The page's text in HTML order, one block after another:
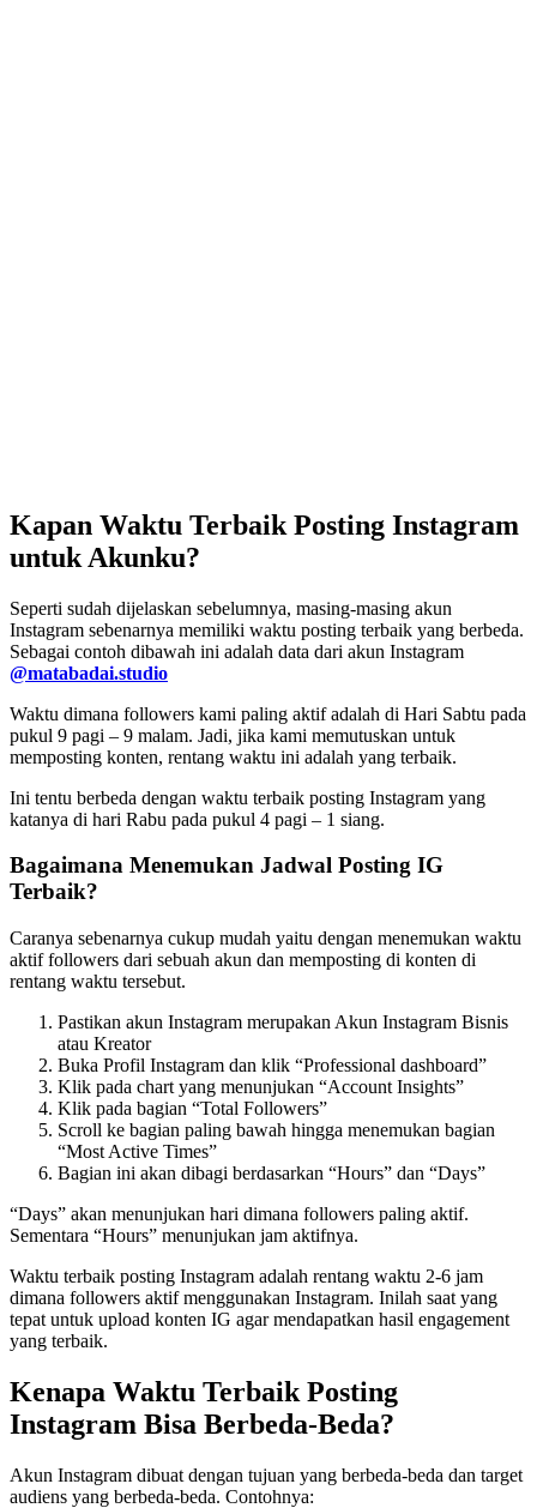
Kapan Waktu Terbaik Posting Instagram
untuk Akunku?
Seperti sudah dijelaskan sebelumnya, masing-masing akun
Instagram sebenarnya memiliki waktu posting terbaik yang berbeda.
Sebagai contoh dibawah ini adalah data dari akun Instagram
@matabadai.studio
Waktu dimana followers kami paling aktif adalah di Hari Sabtu pada
pukul 9 pagi – 9 malam. Jadi, jika kami memutuskan untuk
memposting konten, rentang waktu ini adalah yang terbaik.
Ini tentu berbeda dengan waktu terbaik posting Instagram yang
katanya di hari Rabu pada pukul 4 pagi – 1 siang.
Bagaimana Menemukan Jadwal Posting IG
Terbaik?
Caranya sebenarnya cukup mudah yaitu dengan menemukan waktu
aktif followers dari sebuah akun dan memposting di konten di
rentang waktu tersebut.
Pastikan akun Instagram merupakan Akun Instagram Bisnis
atau Kreator
Buka Profil Instagram dan klik “Professional dashboard”
Klik pada chart yang menunjukan “Account Insights”
Klik pada bagian “Total Followers”
Scroll ke bagian paling bawah hingga menemukan bagian
“Most Active Times”
Bagian ini akan dibagi berdasarkan “Hours” dan “Days”
“Days” akan menunjukan hari dimana followers paling aktif.
Sementara “Hours” menunjukan jam aktifnya.
Waktu terbaik posting Instagram adalah rentang waktu 2-6 jam
dimana followers aktif menggunakan Instagram. Inilah saat yang
tepat untuk upload konten IG agar mendapatkan hasil engagement
yang terbaik.
Kenapa Waktu Terbaik Posting
Instagram Bisa Berbeda-Beda?
Akun Instagram dibuat dengan tujuan yang berbeda-beda dan target
audiens yang berbeda-beda. Contohnya: